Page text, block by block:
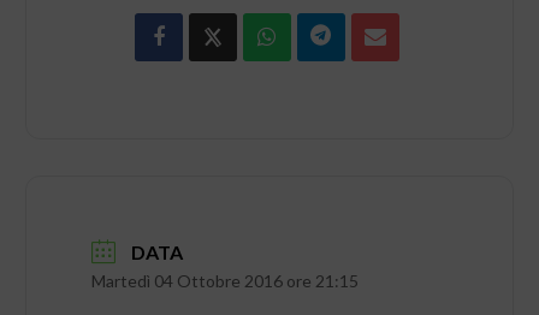
DATA
Martedì 04 Ottobre 2016 ore 21:15